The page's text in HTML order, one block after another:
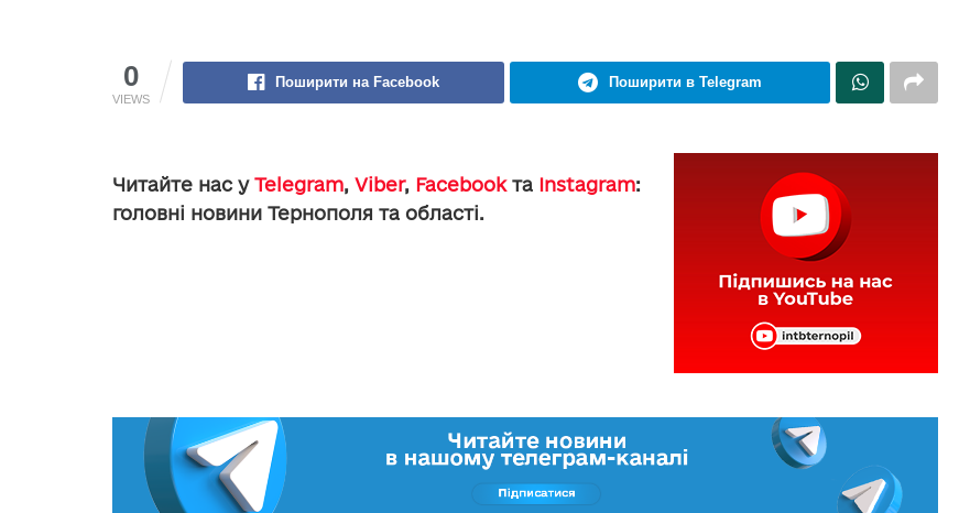
0
VIEWS
Поширити на Facebook Поширити в Telegram
Читайте нас у Telegram, Viber, Facebookта Instagram:
головні новини Тернополя та області.